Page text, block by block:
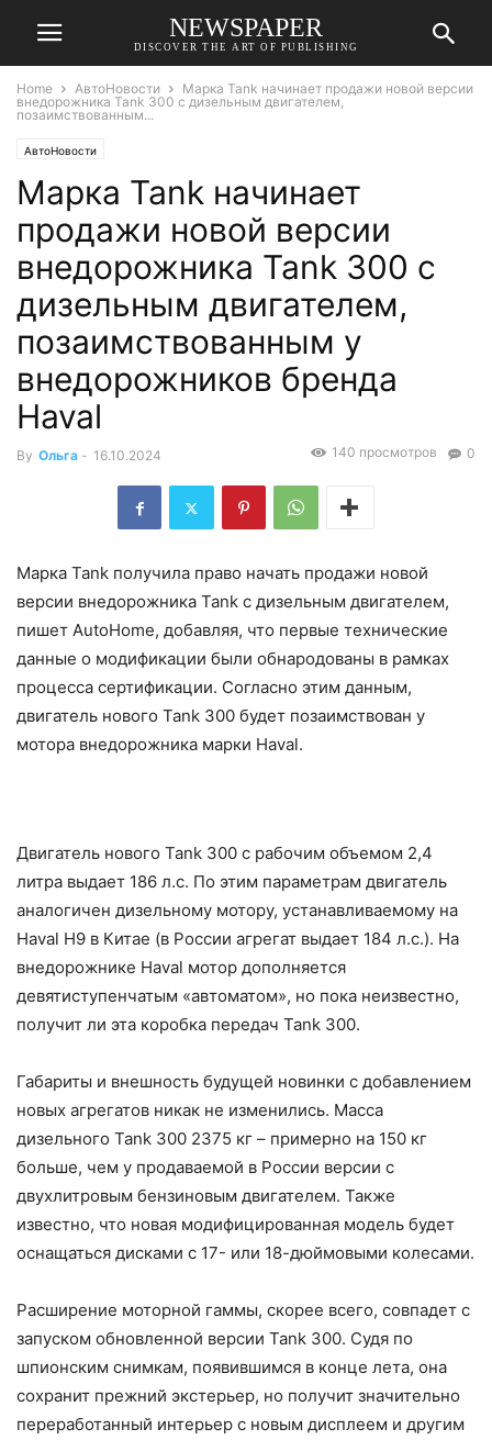
NEWSPAPER
DISCOVER THE ART OF PUBLISHING
Home АвтоНовости
Марка Tank начинает продажи новой версии
внедорожника Tank 300 с дизельным двигателем,
позаимствованным...
АвтоНовости
Марка Tank начинает
продажи новой версии
внедорожника Tank 300 с
дизельным двигателем,
позаимствованным у
внедорожников бренда
Haval
By Ольга - 16.10.2024 0
140 просмотров
Марка Tank получила право начать продажи новой
версии внедорожника Tank с дизельным двигателем,
пишет AutoHome, добавляя, что первые технические
данные о модификации были обнародованы в рамках
процесса сертификации. Согласно этим данным,
двигатель нового Tank 300 будет позаимствован у
мотора внедорожника марки Haval.
Двигатель нового Tank 300 с рабочим объемом 2,4
литра выдает 186 л.с. По этим параметрам двигатель
аналогичен дизельному мотору, устанавливаемому на
Haval H9 в Китае (в России агрегат выдает 184 л.с.). На
внедорожнике Haval мотор дополняется
девятиступенчатым «автоматом», но пока неизвестно,
получит ли эта коробка передач Tank 300.
Габариты и внешность будущей новинки с добавлением
новых агрегатов никак не изменились. Масса
дизельного Tank 300 2375 кг – примерно на 150 кг
больше, чем у продаваемой в России версии с
двухлитровым бензиновым двигателем. Также
известно, что новая модифицированная модель будет
оснащаться дисками с 17- или 18-дюймовыми колесами.
Расширение моторной гаммы, скорее всего, совпадет с
запуском обновленной версии Tank 300. Судя по
шпионским снимкам, появившимся в конце лета, она
сохранит прежний экстерьер, но получит значительно
переработанный интерьер с новым дисплеем и другим